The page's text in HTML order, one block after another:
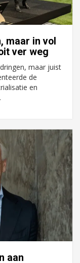
maar in vol
ver weg
maar juist
de
en
aan